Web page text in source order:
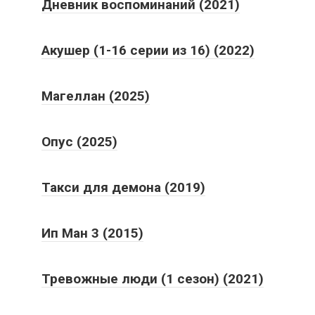
Дневник воспоминаний (2021)
Акушер (1-16 серии из 16) (2022)
Магеллан (2025)
Опус (2025)
Такси для демона (2019)
Ип Ман 3 (2015)
Тревожные люди (1 сезон) (2021)